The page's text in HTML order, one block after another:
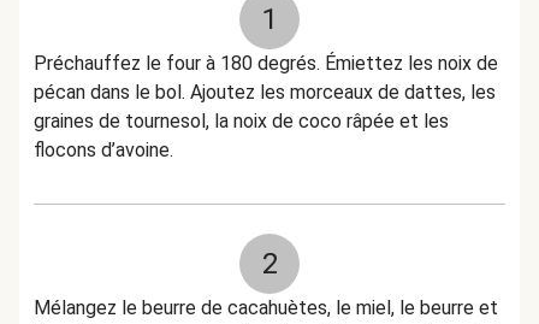
1
Préchauffez le four à 180 degrés. Émiettez les noix de
pécan dans le bol. Ajoutez les morceaux de dattes, les
graines de tournesol, la noix de coco râpée et les
flocons d’avoine.
2
Mélangez le beurre de cacahuètes, le miel, le beurre et